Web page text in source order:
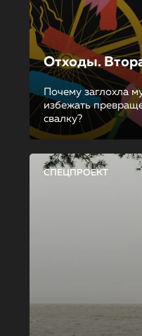
Отходы.
Почему заглохла
избежать
свалку?
СПЕЦПРОЕКТ